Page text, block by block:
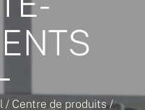
/ Centre de produits/